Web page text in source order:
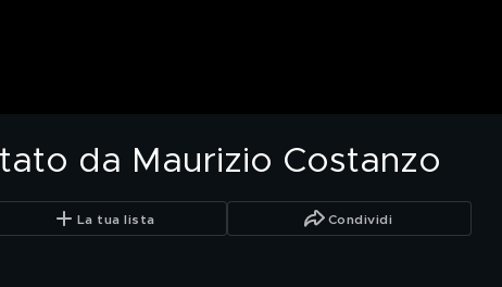
da Maurizio Costanzo
La tua lista Condividi